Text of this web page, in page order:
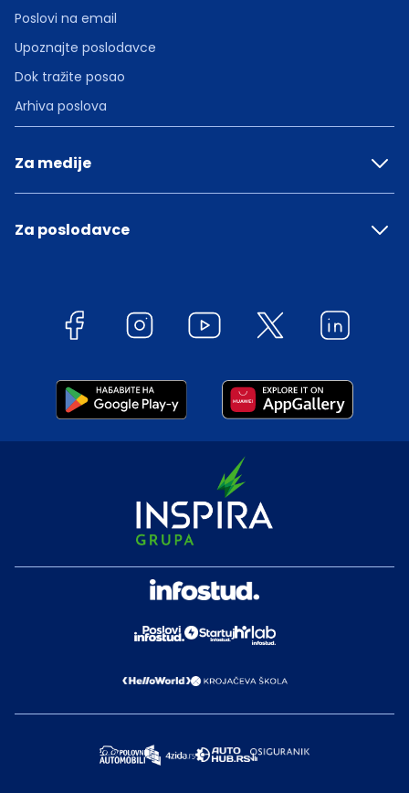
Poslovi na email
Upoznajte poslodavce
Dok tražite posao
Arhiva poslova
Za medije
Za poslodavce